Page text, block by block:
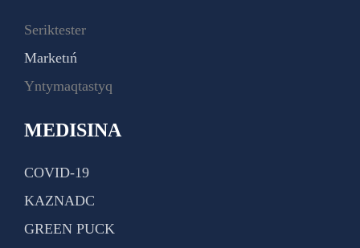
Seriktester
Marketıń
Yntymaqtastyq
MEDISINA
COVID-19
KAZNADC
GREEN PUCK